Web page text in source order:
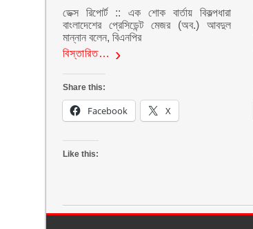
ডেক্স রিপোর্ট :: এক শোক বার্তায় বিকল্পধারা
বাংলাদেশের প্রেসিডেন্ট মেজর (অব.) আবদুল
মান্নান বলেন, বিএনপির
বিস্তারিত…
Share this:
Facebook X
Like this: